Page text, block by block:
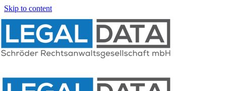
Skip to content